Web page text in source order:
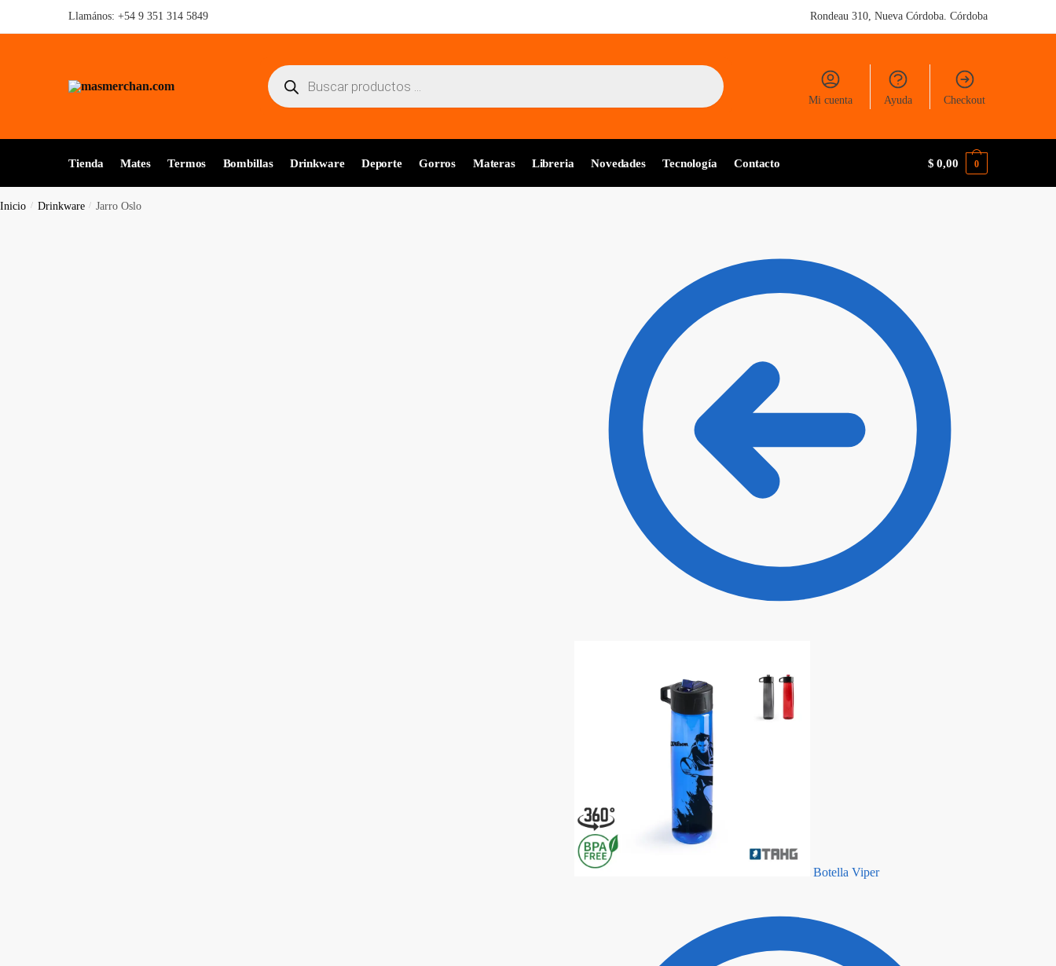
Llamános: +54 9 351 314 5849 Rondeau 310, Nueva Córdoba. Córdoba
Búsqueda
de
productos
Mi cuenta Ayuda Checkout
Tienda Mates Termos Bombillas Drinkware Deporte Gorros Materas Libreria Novedades Tecnología Contacto $ 0,00 0
Inicio / Drinkware / Jarro Oslo
Botella Viper